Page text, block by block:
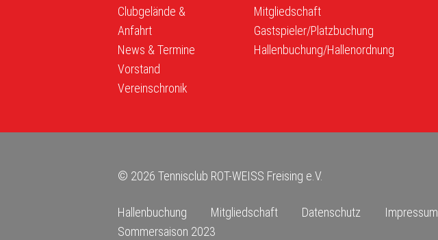
Clubgelände &
Anfahrt
News & Termine
Vorstand
Vereinschronik
Mitgliedschaft
Gastspieler/Platzbuchung
Hallenbuchung/Hallenordnung
© 2026 Tennisclub ROT-WEISS Freising e.V.
Hallenbuchung Mitgliedschaft Datenschutz Impressum
Sommersaison 2023